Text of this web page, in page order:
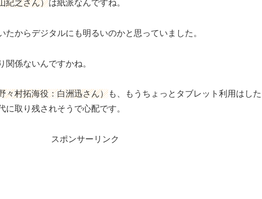
紀之さん）は紙派なんですね。
たからデジタルにも明るいのかと思っていました。
関係ないんですかね。
々村拓海役：白洲迅さん）も、もうちょっとタブレット利用はした
に取り残されそうで心配です。
スポンサーリンク